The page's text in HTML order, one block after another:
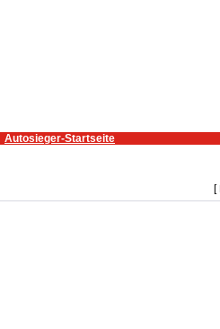
Autosieger-Startseite
[